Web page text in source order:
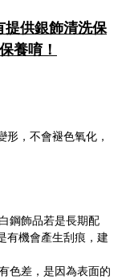
供銀飾清洗保
養唷！
，不會褪色氧化，
鋼飾品若是長期配
有機會產生刮痕，建
色差，是因為表面的